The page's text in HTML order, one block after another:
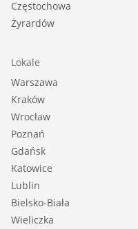
Częstochowa
Żyrardów
Lokale
Warszawa
Kraków
Wrocław
Poznań
Gdańsk
Katowice
Lublin
Bielsko-Biała
Wieliczka